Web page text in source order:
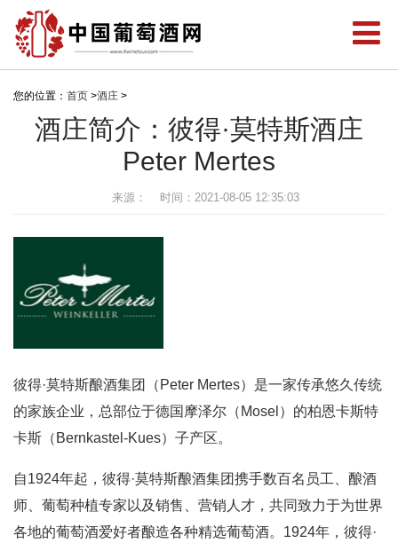
您的位置： 首页 >酒庄 >
酒庄简介：彼得·莫特斯酒庄
Peter Mertes
来源： 时间：2021-08-05 12:35:03
彼得·莫特斯酿酒集团（Peter Mertes）是一家传承悠久传统
的家族企业，总部位于德国摩泽尔（Mosel）的柏恩卡斯特
卡斯（Bernkastel-Kues）子产区。
自1924年起，彼得·莫特斯酿酒集团携手数百名员工、酿酒
师、葡萄种植专家以及销售、营销人才，共同致力于为世界
各地的葡萄酒爱好者酿造各种精选葡萄酒。1924年，彼得·